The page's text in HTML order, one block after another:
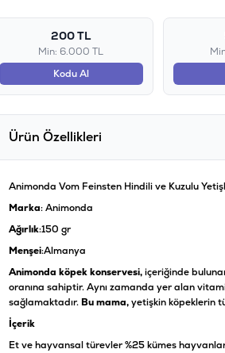
200 TL
Min: 6.000 TL
Kodu Al
Ürün Özellikleri
Animonda Vom Feinsten Hindili ve Kuzulu
Marka: Animonda
Ağırlık:150 gr
Menşei:Almanya
Animonda köpek konservesi,içeriğinde
oranına sahiptir. Aynı zamanda yer alan
sağlamaktadır. Bu mama,yetişkin köpeklerin
İçerik
Et ve hayvansal türevler %25 kümes